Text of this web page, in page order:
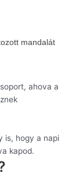
mandalát
ahova a
is, hogy a napi
kapod.